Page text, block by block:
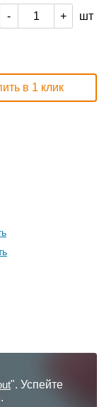
- + шт
в 1 клик
". Успейте